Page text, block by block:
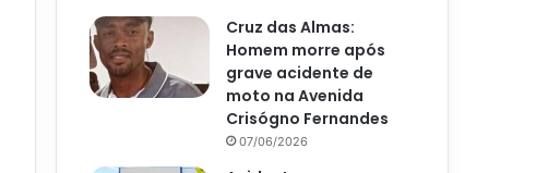
Cruz das Almas:
Homem morre após
grave acidente de
moto na Avenida
Crisógno Fernandes
07/06/2026